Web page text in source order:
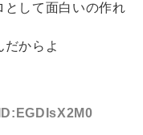
として面白いの作れ
からよ